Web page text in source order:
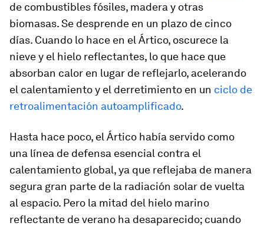
de combustibles fósiles, madera y otras
biomasas. Se desprende en un plazo de cinco
días. Cuando lo hace en el Ártico, oscurece la
nieve y el hielo reflectantes, lo que hace que
absorban calor en lugar de reflejarlo, acelerando
el calentamiento y el derretimiento en un ciclo de
retroalimentación autoamplificado.
Hasta hace poco, el Ártico había servido como
una línea de defensa esencial contra el
calentamiento global, ya que reflejaba de manera
segura gran parte de la radiación solar de vuelta
al espacio. Pero la mitad del hielo marino
reflectante de verano ha desaparecido; cuando